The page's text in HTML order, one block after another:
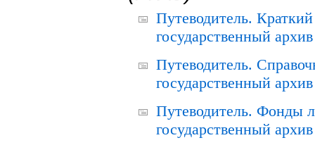
Путеводитель.
государственный
Путеводитель.
государственный
Путеводитель. Фонды
государственный